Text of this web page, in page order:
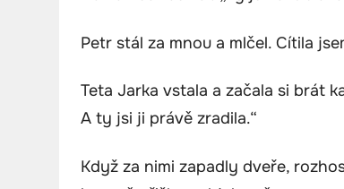
Petr stál za mnou a mlčel. Cítila
Teta Jarka vstala a začala si brát
A ty jsi ji právě zradila.“
Když za nimi zapadly dveře,